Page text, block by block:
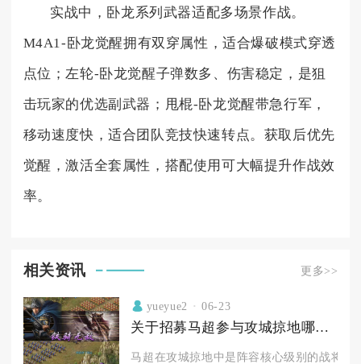
实战中，卧龙系列武器适配多场景作战。
M4A1-卧龙觉醒拥有双穿属性，适合爆破模式穿透
点位；左轮-卧龙觉醒子弹数多、伤害稳定，是狙
击玩家的优选副武器；甩棍-卧龙觉醒带急行军，
移动速度快，适合团队竞技快速转点。获取后优先
觉醒，激活全套属性，搭配使用可大幅提升作战效
率。
相关资讯 更多>>
yueyue2 06-23
关于招募马超参与攻城掠地哪里适合
马超在攻城掠地中是阵容核心级别的战将，